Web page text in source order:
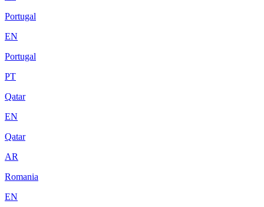
Portugal
EN
Portugal
PT
Qatar
EN
Qatar
AR
Romania
EN